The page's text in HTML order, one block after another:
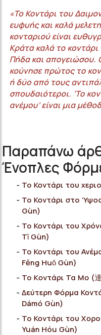
«ToΚοντάρι του
ευφυής και καλά
κονταριού είναι
Κράτα καλά το
Πήδα και απογειώσου.
κούνησε πρώτος το
ή δύο από τους
σπουδαιότεροι. ‘Το
ανέμου’ είναι μια
Παραπάνω
Ένοπλες
Το Κοντάρι του
Το Κοντάρι στο
Gùn)
Το Κοντάρι του
Tǐ Gùn)
Το Κοντάρι του
Fēng Huǒ Gùn)
Το Kοντάρι Τα Μο (
Δεύτερη Φόρμα
Dámó Gùn)
Το Κοντάρι του
Yuán Hóu Gùn)